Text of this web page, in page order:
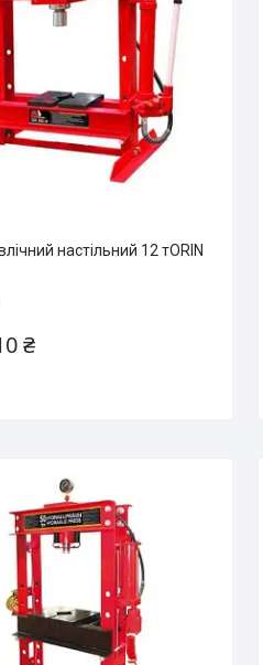
настільний 12 тORIN
₴